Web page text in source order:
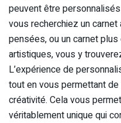
peuvent être
vous recherchiez un
pensées, ou un carnet
artistiques, vous y
L’expérience de
tout en vous permettant
créativité. Cela vous
véritablement unique qui